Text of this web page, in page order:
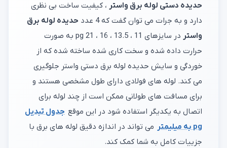
حدیده دستی لوله برق واستر ، کیفیت ساخت بی نظری
دارد و به جرات می توان گفت که 4 عدد
حدیده لوله برق
واستر
در سایزهای 11 ، 13.5 ، 16 ، 21 pg به صورت
حرارت داده شده و سخت کاری شده ساخته شده که از
خوردگی و سایش حدیده لوله برق دستی واستر جلوگیری
می کند. لوله های فولادی دارای طول مشخصی هستند و
برای مسافت های طولانی ممکن است از چند لوله برای
اتصال به یکدیگر استفاده شود در این موقع جدول تبدیل
pg به میلیمتر
می تواند در اندازه دقیق لوله های برق با
جزییات کامل به شما کمک کند.